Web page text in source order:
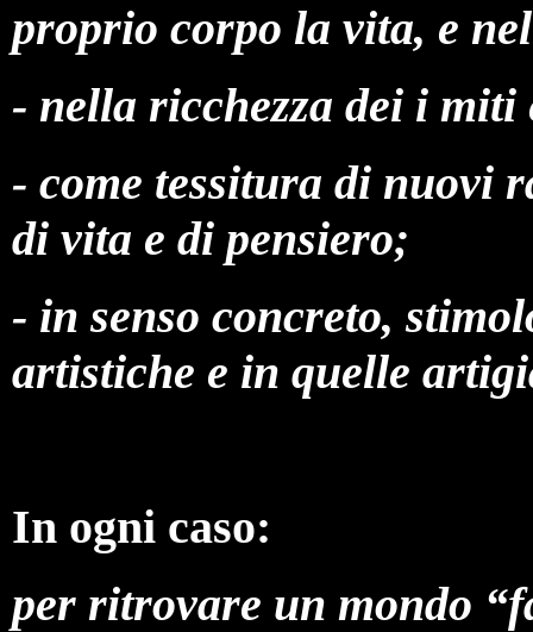
proprio corpo la vita, e
- nella ricchezza dei i
- come tessitura di nuovi
di vita e di pensiero;
- in senso concreto,
artistiche e in quelle
In ogni caso:
per ritrovare un mondo